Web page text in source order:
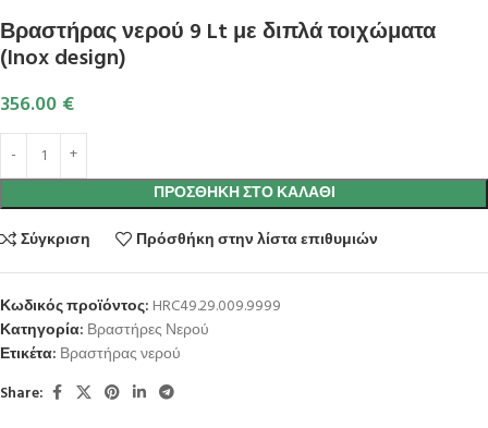
Βραστήρας νερού 9 Lt με διπλά τοιχώματα
(Inox design)
356.00 €
ΠΡΟΣΘΉΚΗ ΣΤΟ ΚΑΛΆΘΙ
Σύγκριση
Πρόσθήκη στην λίστα επιθυμιών
Κωδικός προϊόντος: HRC49.29.009.9999
Κατηγορία: Βραστήρες Νερού
Ετικέτα: Βραστήρας νερού
Share: